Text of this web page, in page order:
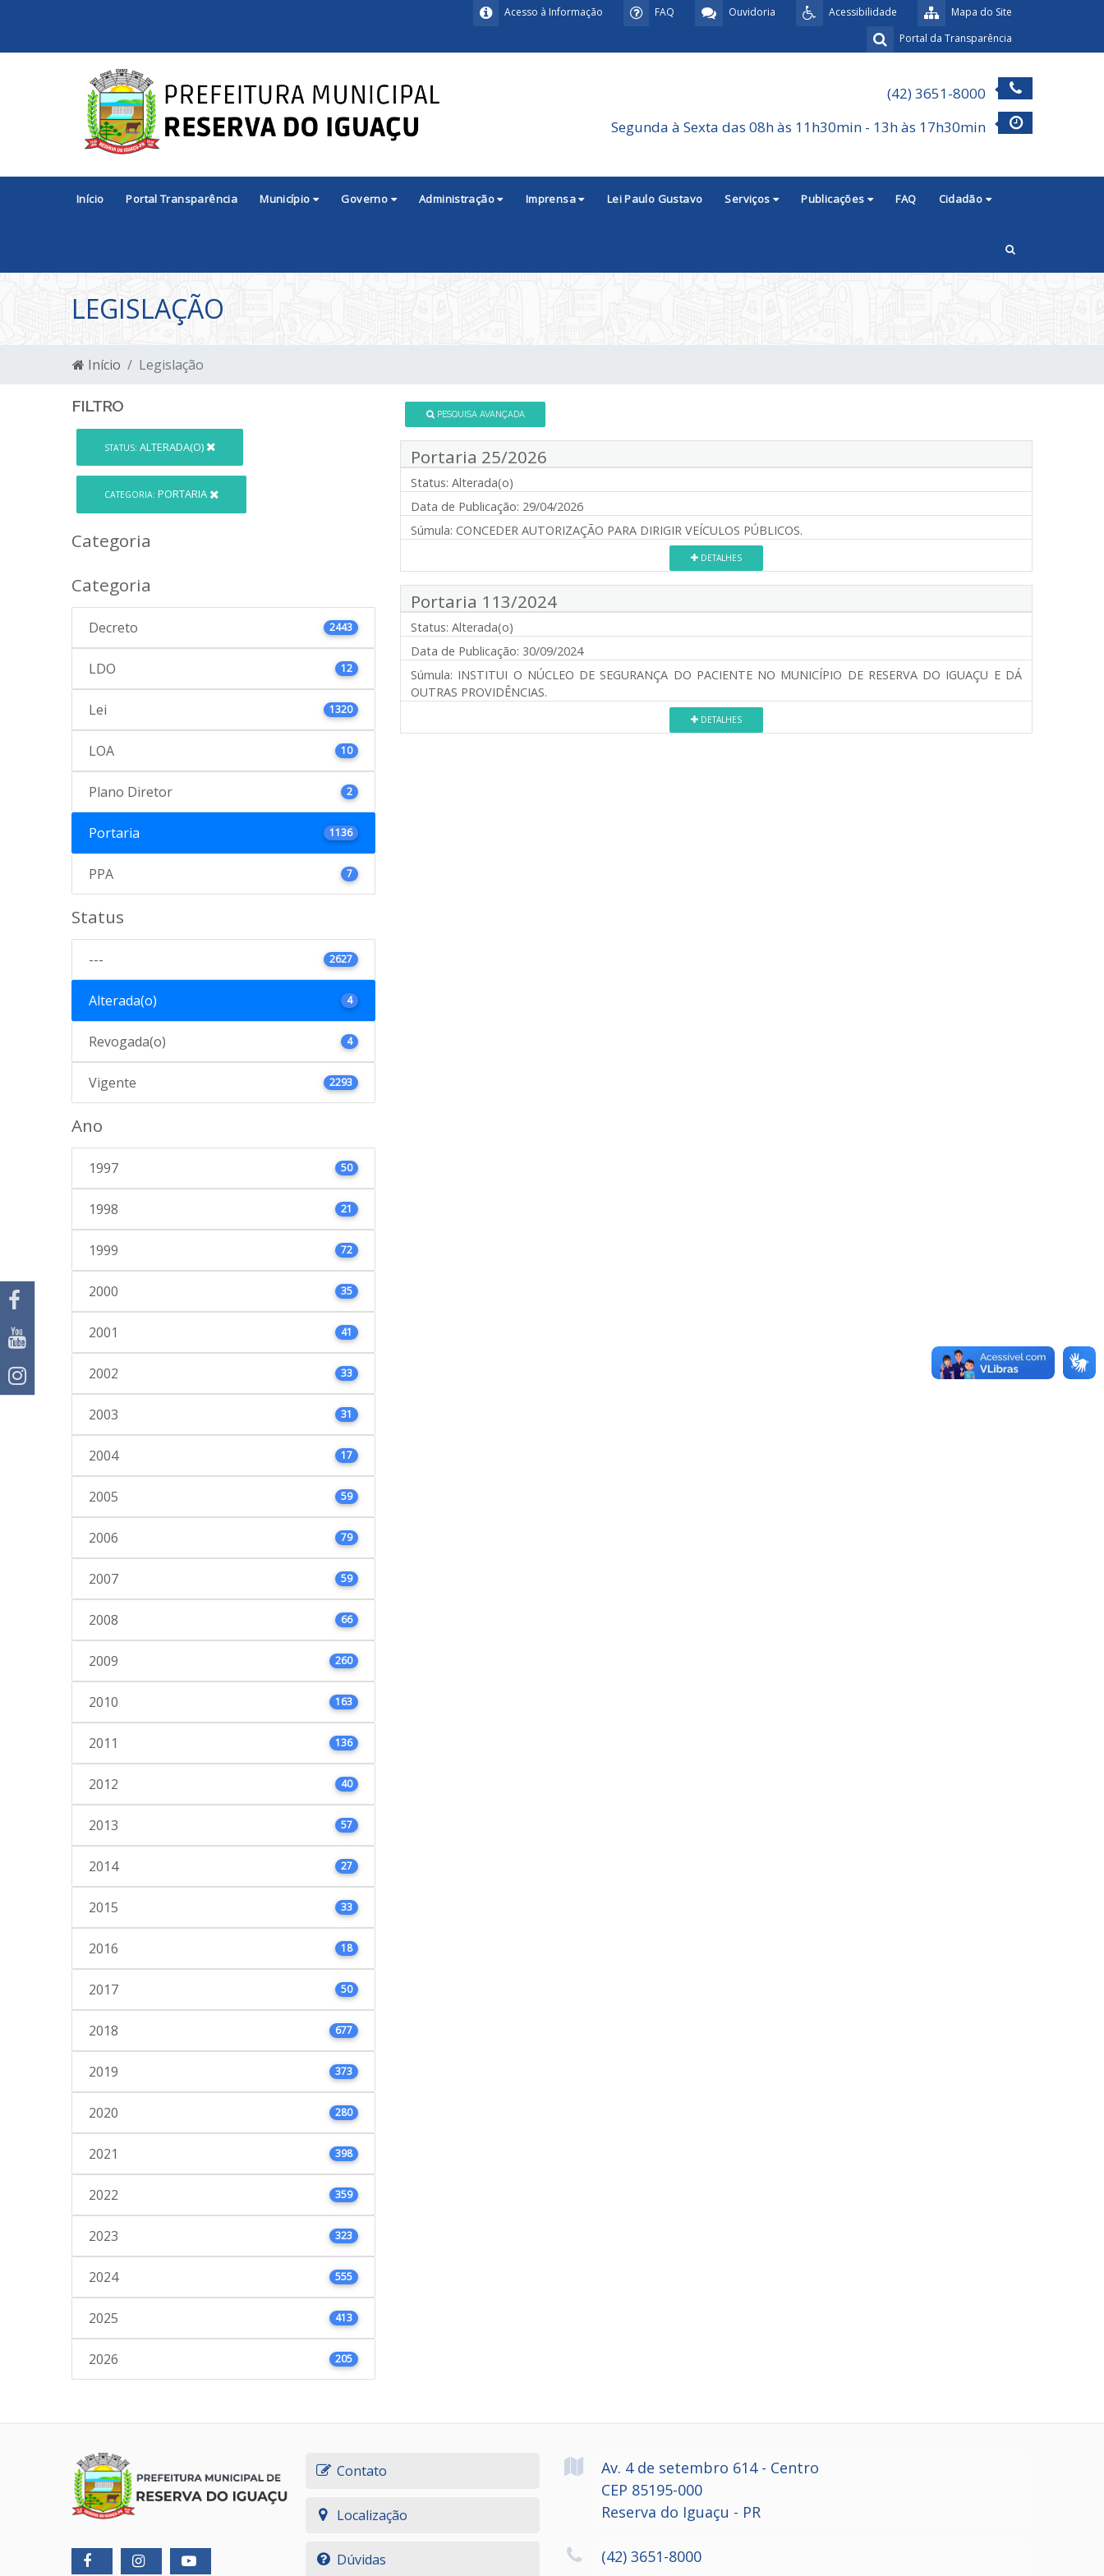
Mapa do Site
Acessibilidade
Ouvidoria
FAQ
Acesso à Informação
Portal da Transparência
(42) 3651-8000
Segunda à Sexta das 08h às 11h30min - 13h às 17h30min
Início Portal Transparência Município Governo Administração Imprensa Lei Paulo Gustavo Serviços Publicações FAQ Cidadão
LEGISLAÇÃO
Início Legislação
FILTRO
STATUS: ALTERADA(O)
CATEGORIA: PORTARIA
Categoria
Categoria
Decreto 2443
LDO 12
Lei 1320
LOA 10
Plano Diretor 2
Portaria 1136
PPA 7
Status
--- 2627
Alterada(o) 4
Revogada(o) 4
Vigente 2293
Ano
1997 50
1998 21
1999 72
2000 35
2001 41
2002 33
2003 31
2004 17
2005 59
2006 79
2007 59
2008 66
2009 260
2010 163
2011 136
2012 40
2013 57
2014 27
2015 33
2016 18
2017 50
2018 677
2019 373
2020 280
2021 398
2022 359
2023 323
2024 555
2025 413
2026 205
PESQUISA AVANÇADA
Portaria 25/2026
Status: Alterada(o)
Data de Publicação: 29/04/2026
Súmula: CONCEDER AUTORIZAÇÃO PARA DIRIGIR VEÍCULOS PÚBLICOS.
DETALHES
Portaria 113/2024
Status: Alterada(o)
Data de Publicação: 30/09/2024
Súmula: INSTITUI O NÚCLEO DE SEGURANÇA DO PACIENTE NO MUNICÍPIO DE RESERVA DO IGUAÇU E DÁ
OUTRAS PROVIDÊNCIAS.
DETALHES
Contato
Localização
Dúvidas
Av. 4 de setembro 614 - Centro
CEP 85195-000
Reserva do Iguaçu - PR
(42) 3651-8000